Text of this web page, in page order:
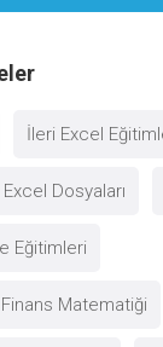
İleri Excel
Dosyaları
Eğitimleri
Matematiği